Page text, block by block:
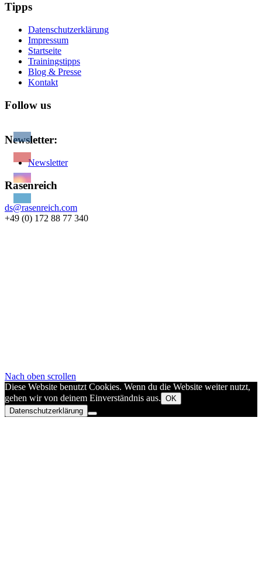
Tipps
Datenschutzerklärung
Impressum
Startseite
Trainingstipps
Blog & Presse
Kontakt
Follow us
Newsletter:
Newsletter
Rasenreich
ds@rasenreich.com
+49 (0) 172 88 77 340
Nach oben scrollen
Diese Website benutzt Cookies. Wenn du die Website weiter nutzt,
gehen wir von deinem Einverständnis aus. OK
Datenschutzerklärung